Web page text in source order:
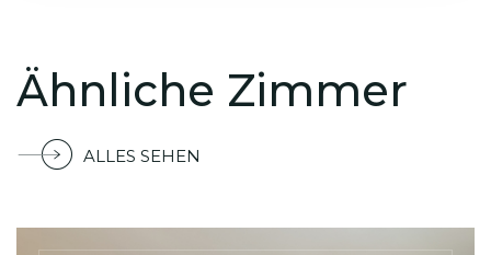
Ähnliche Zimmer
ALLES SEHEN